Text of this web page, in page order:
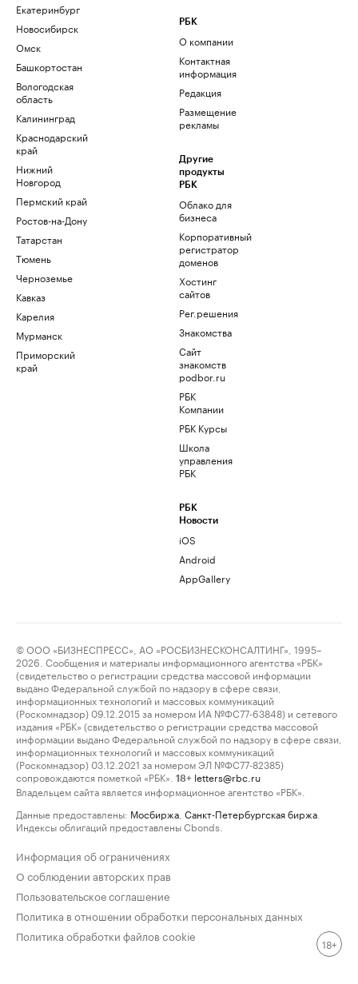
Екатеринбург
Новосибирск
Омск
Башкортостан
Вологодская
область
Калининград
Краснодарский
край
Нижний
Новгород
Пермский край
Ростов-на-Дону
Татарстан
Тюмень
Черноземье
Кавказ
Карелия
Мурманск
Приморский
край
РБК
О компании
Контактная
информация
Редакция
Размещение
рекламы
Другие
продукты
РБК
Облако для
бизнеса
Корпоративный
регистратор
доменов
Хостинг
сайтов
Рег.решения
Знакомства
Сайт
знакомств
podbor.ru
РБК
Компании
РБК Курсы
Школа
управления
РБК
РБК
Новости
iOS
Android
AppGallery
© ООО «БИЗНЕСПРЕСС», АО «РОСБИЗНЕСКОНСАЛТИНГ», 1995–
2026. Сообщения и материалы информационного агентства «РБК»
(свидетельство о регистрации средства массовой информации
выдано Федеральной службой по надзору в сфере связи,
информационных технологий и массовых коммуникаций
(Роскомнадзор) 09.12.2015 за номером ИА №ФС77-63848) и сетевого
издания «РБК» (свидетельство о регистрации средства массовой
информации выдано Федеральной службой по надзору в сфере связи,
информационных технологий и массовых коммуникаций
(Роскомнадзор) 03.12.2021 за номером ЭЛ №ФС77-82385)
сопровождаются пометкой «РБК».
18+ letters@rbc.ru
Владельцем сайта является информационное агентство «РБК».
Данные предоставлены: Мосбиржа Санкт-Петербургская биржа
Индексы облигаций предоставлены Cbonds.
Информация об ограничениях
О соблюдении авторских прав
Пользовательское соглашение
Политика в отношении обработки персональных данных
Политика обработки файлов cookie
18+